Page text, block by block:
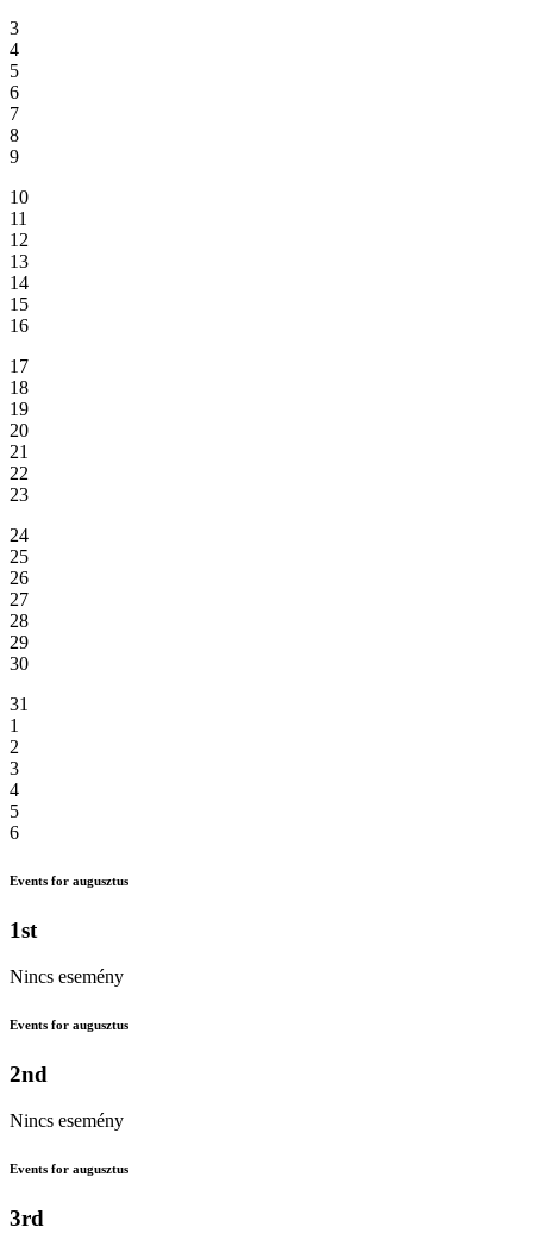
3
4
5
6
7
8
9
10
11
12
13
14
15
16
17
18
19
20
21
22
23
24
25
26
27
28
29
30
31
1
2
3
4
5
6
Events for augusztus
1st
Nincs esemény
Events for augusztus
2nd
Nincs esemény
Events for augusztus
3rd